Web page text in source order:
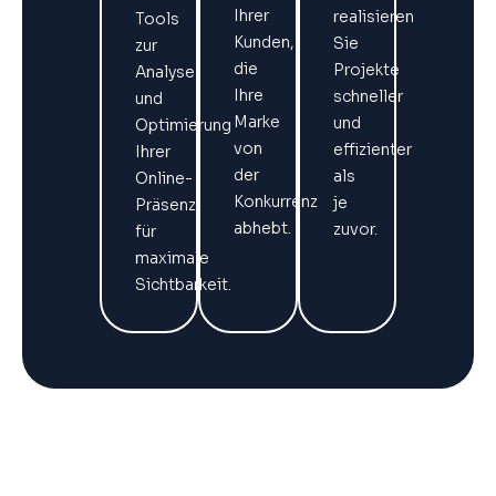
Tools
zur
Analyse
und
Optimierung
Ihrer
Online-
Präsenz
für
maximale
Sichtbarkeit.
Ihrer
Kunden,
die
Ihre
Marke
von
der
Konkurrenz
abhebt.
realisieren
Sie
Projekte
schneller
und
effizienter
als
je
zuvor.